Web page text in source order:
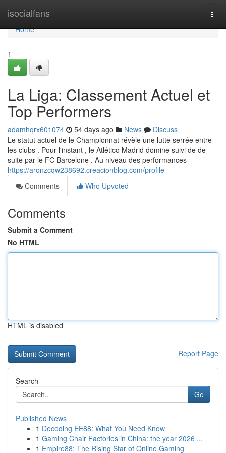
isocialfans
Home
Home
1
La Liga: Classement Actuel et
Top Performers
adamhqrx601074 54 days ago News
Discuss
Le statut actuel de le Championnat révèle une lutte serrée entre
les clubs . Pour l'instant , le Atlético Madrid domine suivi de de
suite par le FC Barcelone . Au niveau des performances
https://aronzcqw238692.creacionblog.com/profile
Comments
Who Upvoted
Comments
Submit a Comment
No HTML
HTML is disabled
Report Page
Search
Go
Published News
1 Decoding EE88: What You Need Know
1 Gaming Chair Factories in China: the year 2026 ...
1 Empire88: The Rising Star of Online Gaming